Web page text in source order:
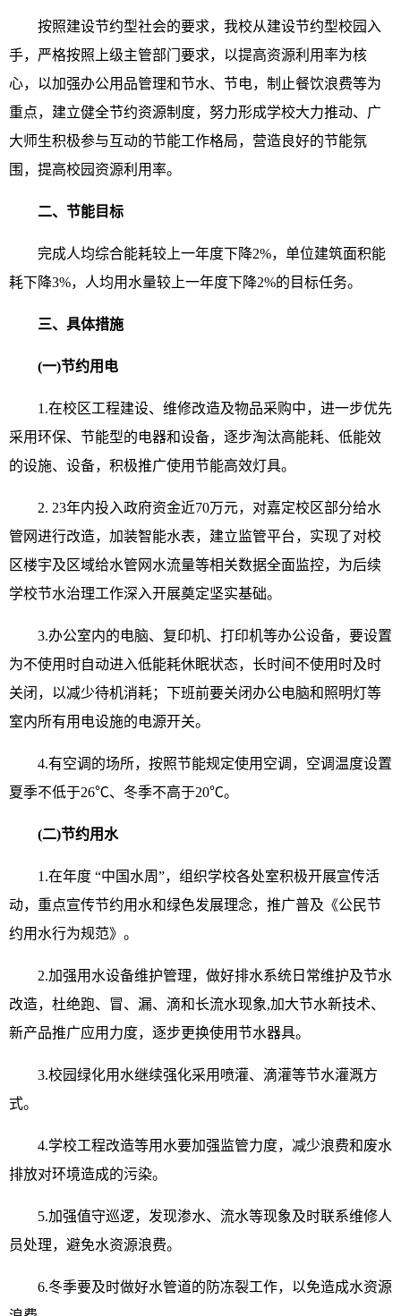
按照建设节约型社会的要求，我校从建设节约型校园入
手，严格按照上级主管部门要求，以提高资源利用率为核
心，以加强办公用品管理和节水、节电，制止餐饮浪费等为
重点，建立健全节约资源制度，努力形成学校大力推动、广
大师生积极参与互动的节能工作格局，营造良好的节能氛
围，提高校园资源利用率。
二、节能目标
完成人均综合能耗较上一年度下降2%，单位建筑面积能
耗下降3%，人均用水量较上一年度下降2%的目标任务。
三、具体措施
(一)节约用电
1.在校区工程建设、维修改造及物品采购中，进一步优先
采用环保、节能型的电器和设备，逐步淘汰高能耗、低能效
的设施、设备，积极推广使用节能高效灯具。
2. 23年内投入政府资金近70万元，对嘉定校区部分给水
管网进行改造，加装智能水表，建立监管平台，实现了对校
区楼宇及区域给水管网水流量等相关数据全面监控，为后续
学校节水治理工作深入开展奠定坚实基础。
3.办公室内的电脑、复印机、打印机等办公设备，要设置
为不使用时自动进入低能耗休眠状态，长时间不使用时及时
关闭，以减少待机消耗；下班前要关闭办公电脑和照明灯等
室内所有用电设施的电源开关。
4.有空调的场所，按照节能规定使用空调，空调温度设置
夏季不低于26℃、冬季不高于20℃。
(二)节约用水
1.在年度 “中国水周”，组织学校各处室积极开展宣传活
动，重点宣传节约用水和绿色发展理念，推广普及《公民节
约用水行为规范》。
2.加强用水设备维护管理，做好排水系统日常维护及节水
改造，杜绝跑、冒、漏、滴和长流水现象,加大节水新技术、
新产品推广应用力度，逐步更换使用节水器具。
3.校园绿化用水继续强化采用喷灌、滴灌等节水灌溉方
式。
4.学校工程改造等用水要加强监管力度，减少浪费和废水
排放对环境造成的污染。
5.加强值守巡逻，发现渗水、流水等现象及时联系维修人
员处理，避免水资源浪费。
6.冬季要及时做好水管道的防冻裂工作，以免造成水资源